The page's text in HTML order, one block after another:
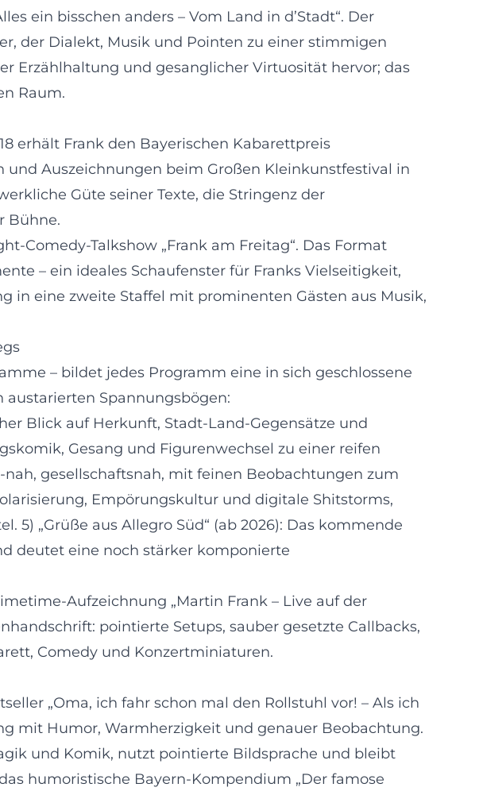
ein bisschen anders – Vom Land in d’Stadt“. Der
der Dialekt, Musik und Pointen zu einer stimmigen
Erzählhaltung und gesanglicher Virtuosität hervor; das
Raum.
erhält Frank den Bayerischen Kabarettpreis
und Auszeichnungen beim Großen Kleinkunstfestival in
Güte seiner Texte, die Stringenz der
Bühne.
Comedy-Talkshow „Frank am Freitag“. Das Format
– ein ideales Schaufenster für Franks Vielseitigkeit,
in eine zweite Staffel mit prominenten Gästen aus Musik,
– bildet jedes Programm eine in sich geschlossene
Spannungsbögen:
Blick auf Herkunft, Stadt-Land-Gegensätze und
Gesang und Figurenwechsel zu einer reifen
nah, gesellschaftsnah, mit feinen Beobachtungen zum
Empörungskultur und digitale Shitstorms,
„Grüße aus Allegro Süd“ (ab 2026): Das kommende
deutet eine noch stärker komponierte
Aufzeichnung „Martin Frank – Live auf der
pointierte Setups, sauber gesetzte Callbacks,
Comedy und Konzertminiaturen.
„Oma, ich fahr schon mal den Rollstuhl vor! – Als ich
mit Humor, Warmherzigkeit und genauer Beobachtung.
und Komik, nutzt pointierte Bildsprache und bleibt
humoristische Bayern-Kompendium „Der famose